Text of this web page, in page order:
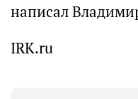
написал
IRK.ru